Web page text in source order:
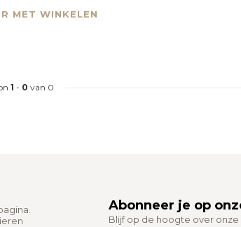
MET WINKELEN
1 - 0 van 0
Abonneer je op
Blijf op de hoogte over onze